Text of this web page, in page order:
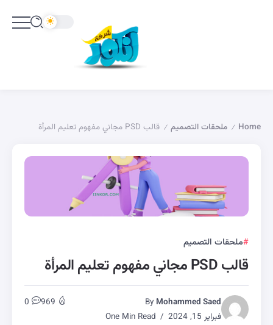
Home
/ ملحقات التصميم / قالب PSD مجاني مفهوم تعليم المرأة
ملحقات التصميم
قالب PSD مجاني مفهوم تعليم المرأة
By Mohammed Saed
فبراير 15, 2024
969
0